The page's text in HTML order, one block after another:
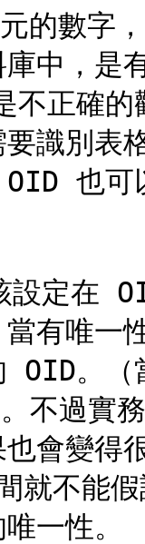
的數字
中，是
不正確的
識別表
也可
設定在
有唯一
OID。（
不過實
會變得
就不能
一性。